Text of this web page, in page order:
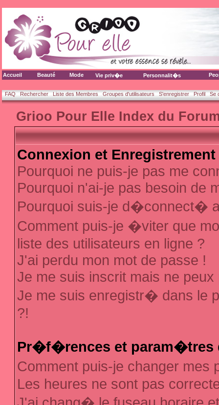
Accueil Beauté Mode Vie priv�e Personnalit�s
FAQ Rechercher Liste des Membres Groupes d'utilisateurs S'enregistrer Profil Se
Grioo Pour Elle Index du
Connexion et Enregistrement
Pourquoi ne puis-je pas me
Pourquoi n'ai-je pas besoin de
Pourquoi suis-je d�connect�
Comment puis-je �viter que
liste des utilisateurs en ligne ?
J'ai perdu mon mot de passe !
Je me suis inscrit mais ne
Je me suis enregistr� dans le
?!
Pr�f�rences et param�tres
Comment puis-je changer
Les heures ne sont pas